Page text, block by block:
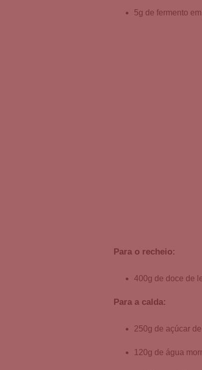
5g de fermento
Para o recheio:
400g de doce de
Para a calda:
250g de açúcar
120g de água